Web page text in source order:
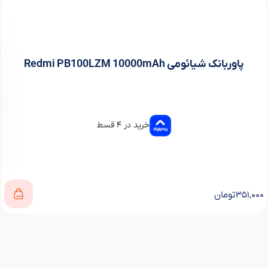
پاوربانک شیائومی Redmi PB100LZM 10000mAh
خرید در ۴ قسط
۳۵۱,۰۰۰تومان